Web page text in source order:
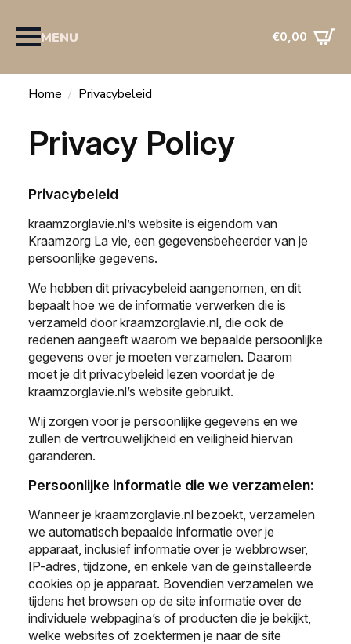
MENU €0,00
Home Privacybeleid
Privacy Policy
Privacybeleid
kraamzorglavie.nl’s website is eigendom van
Kraamzorg La vie, een gegevensbeheerder van je
persoonlijke gegevens.
We hebben dit privacybeleid aangenomen, en dit
bepaalt hoe we de informatie verwerken die is
verzameld door kraamzorglavie.nl, die ook de
redenen aangeeft waarom we bepaalde persoonlijke
gegevens over je moeten verzamelen. Daarom
moet je dit privacybeleid lezen voordat je de
kraamzorglavie.nl’s website gebruikt.
Wij zorgen voor je persoonlijke gegevens en we
zullen de vertrouwelijkheid en veiligheid hiervan
garanderen.
Persoonlijke informatie die we verzamelen:
Wanneer je kraamzorglavie.nl bezoekt, verzamelen
we automatisch bepaalde informatie over je
apparaat, inclusief informatie over je webbrowser,
IP-adres, tijdzone, en enkele van de geïnstalleerde
cookies op je apparaat. Bovendien verzamelen we
tijdens het browsen op de site informatie over de
individuele webpagina’s of producten die je bekijkt,
welke websites of zoektermen je naar de site